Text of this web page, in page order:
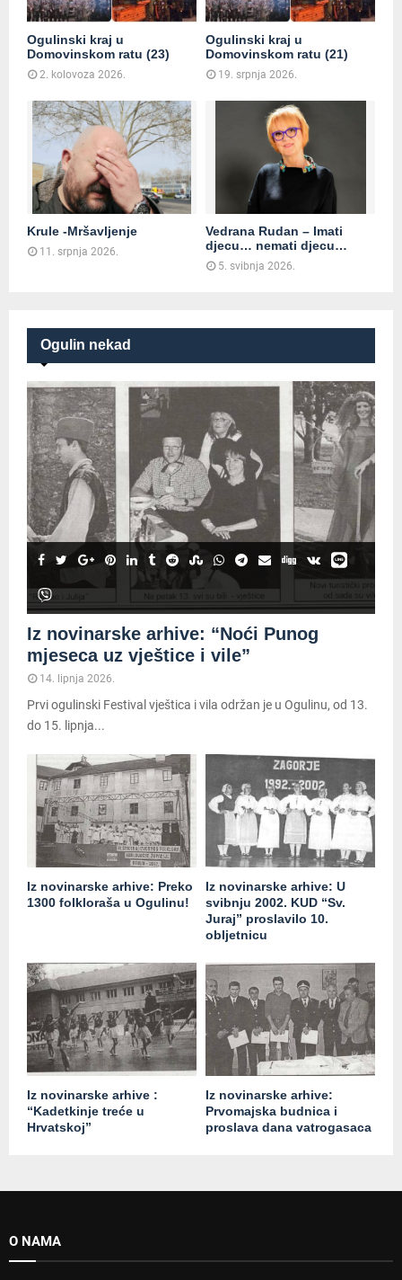
Ogulinski kraj u
Domovinskom ratu (23)
2. kolovoza 2026.
Ogulinski kraj u
Domovinskom ratu (21)
19. srpnja 2026.
Krule -Mršavljenje
11. srpnja 2026.
Vedrana Rudan – Imati
djecu… nemati djecu…
5. svibnja 2026.
Ogulin nekad
Iz novinarske arhive: “Noći Punog
mjeseca uz vještice i vile”
14. lipnja 2026.
Prvi ogulinski Festival vještica i vila održan je u Ogulinu, od 13.
do 15. lipnja...
Iz novinarske arhive: Preko
1300 folkloraša u Ogulinu!
Iz novinarske arhive: U
svibnju 2002. KUD “Sv.
Juraj” proslavilo 10.
obljetnicu
Iz novinarske arhive :
“Kadetkinje treće u
Hrvatskoj”
Iz novinarske arhive:
Prvomajska budnica i
proslava dana vatrogasaca
O NAMA